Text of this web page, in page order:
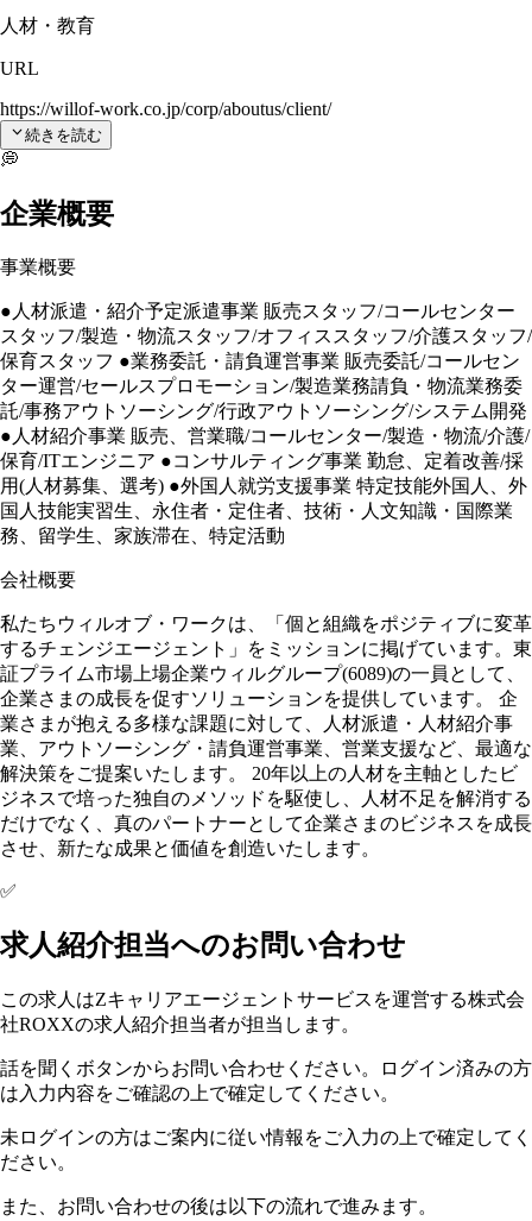
人材・教育
URL
https://willof-work.co.jp/corp/aboutus/client/
続きを読む
💭
企業概要
事業概要
●人材派遣・紹介予定派遣事業 販売スタッフ/コールセンター
スタッフ/製造・物流スタッフ/オフィススタッフ/介護スタッフ/
保育スタッフ ●業務委託・請負運営事業 販売委託/コールセン
ター運営/セールスプロモーション/製造業務請負・物流業務委
託/事務アウトソーシング/行政アウトソーシング/システム開発
●人材紹介事業 販売、営業職/コールセンター/製造・物流/介護/
保育/ITエンジニア ●コンサルティング事業 勤怠、定着改善/採
用(人材募集、選考) ●外国人就労支援事業 特定技能外国人、外
国人技能実習生、永住者・定住者、技術・人文知識・国際業
務、留学生、家族滞在、特定活動
会社概要
私たちウィルオブ・ワークは、「個と組織をポジティブに変革
するチェンジエージェント」をミッションに掲げています。東
証プライム市場上場企業ウィルグループ(6089)の一員として、
企業さまの成長を促すソリューションを提供しています。 企
業さまが抱える多様な課題に対して、人材派遣・人材紹介事
業、アウトソーシング・請負運営事業、営業支援など、最適な
解決策をご提案いたします。 20年以上の人材を主軸としたビ
ジネスで培った独自のメソッドを駆使し、人材不足を解消する
だけでなく、真のパートナーとして企業さまのビジネスを成長
させ、新たな成果と価値を創造いたします。
✅
求人紹介担当へのお問い合わせ
この求人はZキャリアエージェントサービスを運営する株式会
社ROXXの求人紹介担当者が担当します。
話を聞くボタンからお問い合わせください。ログイン済みの方
は入力内容をご確認の上で確定してください。
未ログインの方はご案内に従い情報をご入力の上で確定してく
ださい。
また、お問い合わせの後は以下の流れで進みます。